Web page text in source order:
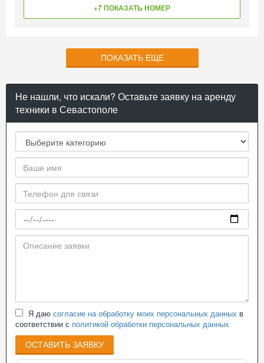
+7 ПОКАЗАТЬ НОМЕР
ПОКАЗАТЬ ЕЩЕ
Не нашли, что искали? Оставьте заявку на аренду
техники в Севастополе
Я даю согласие на обработку моих персональных данных в
соответствии с политикой обработки персональных данных
ОСТАВИТЬ ЗАЯВКУ